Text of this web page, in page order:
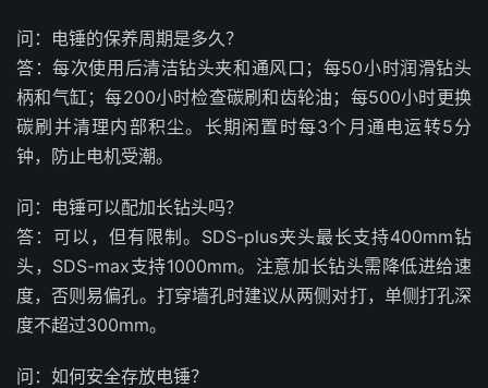
问：电锤的保养周期是多久？
答：每次使用后清洁钻头夹和通风口；每50小时润滑钻头
柄和气缸；每200小时检查碳刷和齿轮油；每500小时更换
碳刷并清理内部积尘。长期闲置时每3个月通电运转5分
钟，防止电机受潮。
问：电锤可以配加长钻头吗？
答：可以，但有限制。SDS-plus夹头最长支持400mm钻
头，SDS-max支持1000mm。注意加长钻头需降低进给速
度，否则易偏孔。打穿墙孔时建议从两侧对打，单侧打孔深
度不超过300mm。
问：如何安全存放电锤？